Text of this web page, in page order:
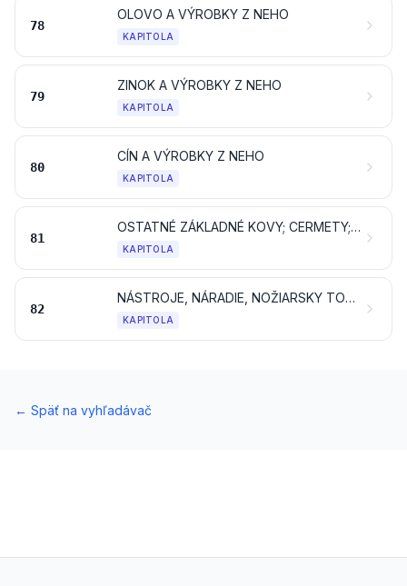
78
OLOVO A VÝROBKY Z NEHO
KAPITOLA
79
ZINOK A VÝROBKY Z NEHO
KAPITOLA
80
CÍN A VÝROBKY Z NEHO
KAPITOLA
81
OSTATNÉ ZÁKLADNÉ KOVY; CERMETY; VÝROBKY Z NICH
KAPITOLA
82
NÁSTROJE, NÁRADIE, NOŽIARSKY TOVAR, LYŽICE A VIDLIČKY, ZO ZÁKLADNÉHO KOVU; ICH ČASTI A SÚČASTI ZO ZÁKLADNÉHO KOVU
KAPITOLA
← Späť na vyhľadávač